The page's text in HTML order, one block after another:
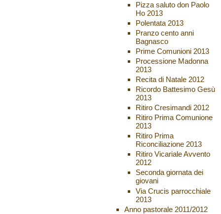
Pizza saluto don Paolo
Ho 2013
Polentata 2013
Pranzo cento anni
Bagnasco
Prime Comunioni 2013
Processione Madonna
2013
Recita di Natale 2012
Ricordo Battesimo Gesù
2013
Ritiro Cresimandi 2012
Ritiro Prima Comunione
2013
Ritiro Prima
Riconciliazione 2013
Ritiro Vicariale Avvento
2012
Seconda giornata dei
giovani
Via Crucis parrocchiale
2013
Anno pastorale 2011/2012